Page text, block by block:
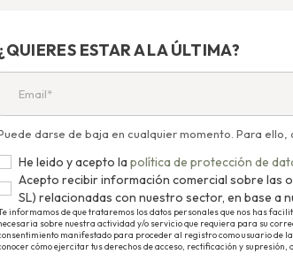
ESTAR A LA ÚLTIMA?
darse de baja en cualquier momento. Para
He leido y acepto la política de protección de
Acepto recibir información comercial sobre las
SL) relacionadas con nuestro sector, en base a
informamos de que trataremos los datos personales que nos has
sobre nuestra actividad y/o servicio que requiera para su
manifestado para proceder al registro como usuario de
cómo ejercitar tus derechos de acceso, rectificación y supresión,